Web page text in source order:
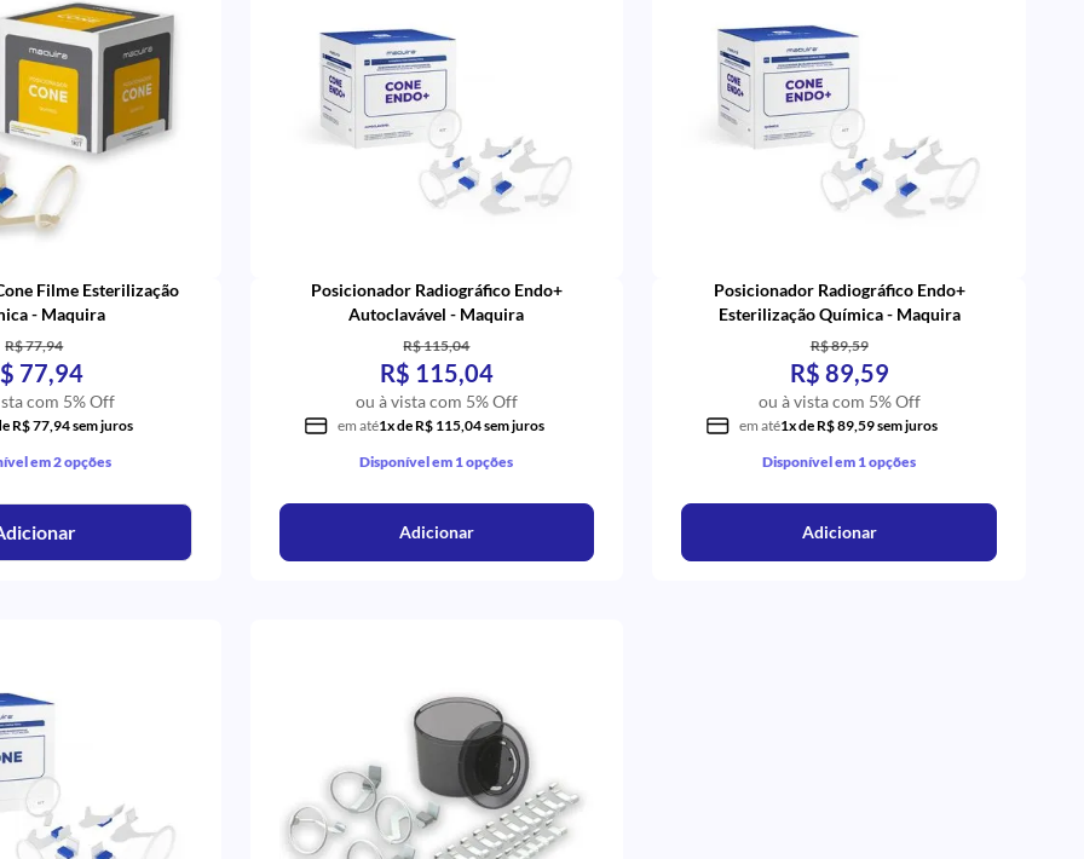
Filme Esterilização
- Maquira
R$ 77,94
77,94
com 5% Off
R$ 77,94 sem juros
em 2 opções
Posicionador Radiográfico Endo+
Autoclavável - Maquira
R$ 115,04
R$ 115,04
ou à vista com 5% Off
em até1x de R$ 115,04 sem juros
Disponível em 1 opções
Adicionar
Posicionador Radiográfico Endo+
Esterilização Química - Maquira
R$ 89,59
R$ 89,59
ou à vista com 5% Off
em até1x de R$ 89,59 sem juros
Disponível em 1 opções
Adicionar